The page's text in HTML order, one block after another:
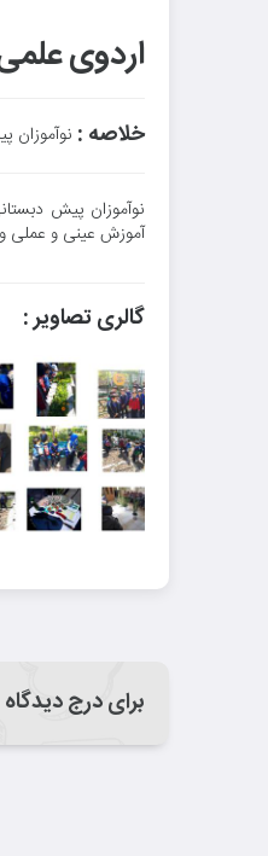
اردوی
خلاصه : نوآموزان
آموزش عینی و عملی
گالری تصاویر :
برای درج دیدگاه